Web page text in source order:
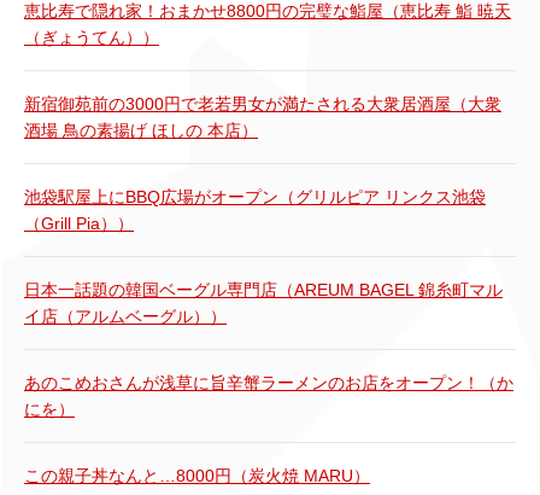
恵比寿で隠れ家！おまかせ8800円の完璧な鮨屋（恵比寿 鮨 暁天
（ぎょうてん））
新宿御苑前の3000円で老若男女が満たされる大衆居酒屋（大衆
酒場 鳥の素揚げ ほしの 本店）
池袋駅屋上にBBQ広場がオープン（グリルピア リンクス池袋
（Grill Pia））
日本一話題の韓国ベーグル専門店（AREUM BAGEL 錦糸町マル
イ店（アルムベーグル））
あのこめおさんが浅草に旨辛蟹ラーメンのお店をオープン！（か
にを）
この親子丼なんと…8000円（炭火焼 MARU）